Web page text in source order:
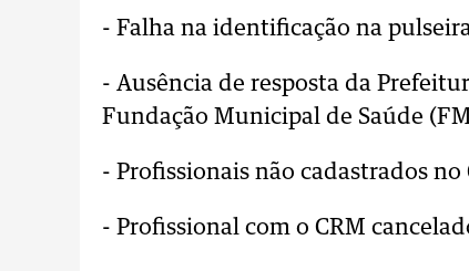
- Falha na identificação na
- Ausência de resposta da
Fundação Municipal de Saúde
- Profissionais não cadastrados no
- Profissional com o CRM